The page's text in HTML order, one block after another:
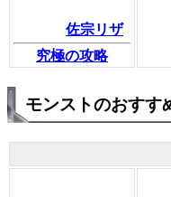
佐宗リザ
究極の攻略
モンストのおすす